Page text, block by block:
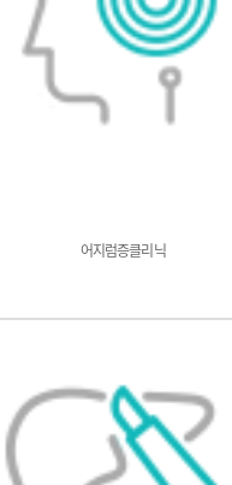
어지럼증클리닉